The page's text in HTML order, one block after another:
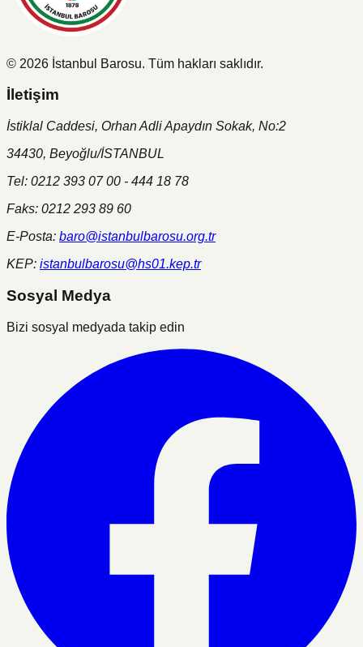
© 2026 İstanbul Barosu. Tüm hakları saklıdır.
İletişim
İstiklal Caddesi, Orhan Adli Apaydın Sokak, No:2
34430, Beyoğlu/İSTANBUL
Tel: 0212 393 07 00 - 444 18 78
Faks: 0212 293 89 60
E-Posta: baro@istanbulbarosu.org.tr
KEP: istanbulbarosu@hs01.kep.tr
Sosyal Medya
Bizi sosyal medyada takip edin